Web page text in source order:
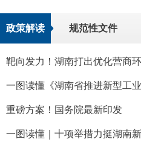
政策解读 规范性文件
重磅方案！国务院最新印发